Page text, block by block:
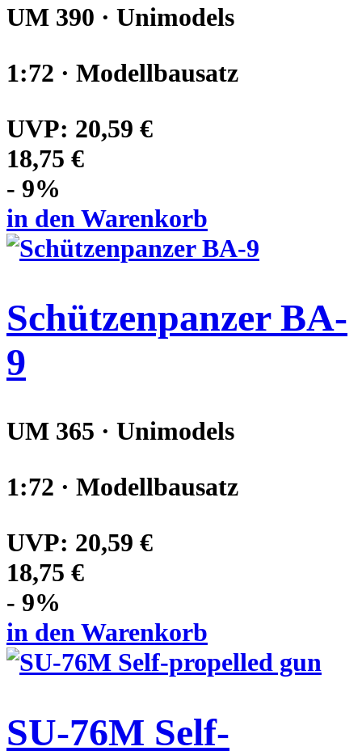
UM 390 · Unimodels
1:72 · Modellbausatz
UVP: 20,59 €
18,75 €
- 9%
in den Warenkorb
Schützenpanzer BA-
9
UM 365 · Unimodels
1:72 · Modellbausatz
UVP: 20,59 €
18,75 €
- 9%
in den Warenkorb
SU-76M Self-